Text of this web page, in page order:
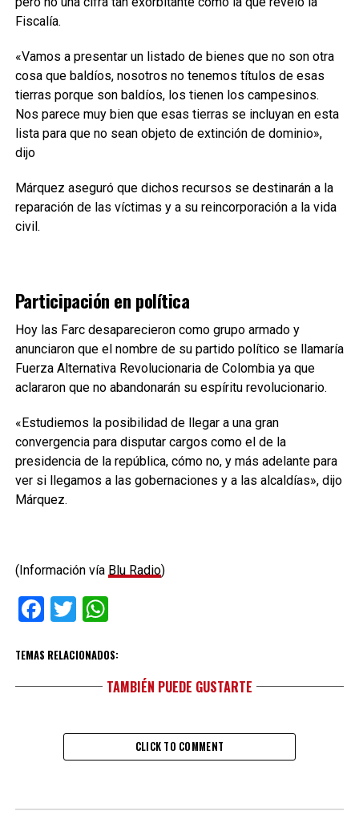
Fiscalía.
«Vamos a presentar un listado de bienes que no son otra
cosa que baldíos, nosotros no tenemos títulos de esas
tierras porque son baldíos, los tienen los campesinos.
Nos parece muy bien que esas tierras se incluyan en esta
lista para que no sean objeto de extinción de dominio»,
dijo
Márquez aseguró que dichos recursos se destinarán a la
reparación de las víctimas y a su reincorporación a la vida
civil.
Participación en política
Hoy las Farc desaparecieron como grupo armado y
anunciaron que el nombre de su partido político se llamaría
Fuerza Alternativa Revolucionaria de Colombia ya que
aclararon que no abandonarán su espíritu revolucionario.
«Estudiemos la posibilidad de llegar a una gran
convergencia para disputar cargos como el de la
presidencia de la república, cómo no, y más adelante para
ver si llegamos a las gobernaciones y a las alcaldías», dijo
Márquez.
(Información vía Blu Radio)
Facebook
TwitterWhatsApp
TEMAS RELACIONADOS:
TAMBIÉN PUEDE GUSTARTE
CLICK TO COMMENT